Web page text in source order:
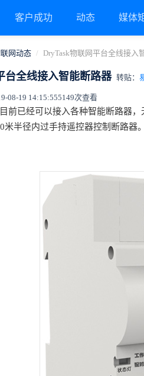
客户成功 动态 媒体
网动态 DryTask物联网平台全线接入
台全线接入智能断路器 转贴：
08-19 14:15:555149次查看
前已经可以接入各种智能断路器
米半径内过手持遥控器控制断路